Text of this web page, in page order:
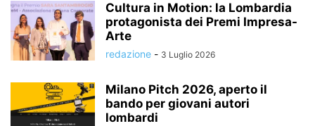
Cultura in Motion: la Lombardia
protagonista dei Premi Impresa-
Arte
redazione - 3 Luglio 2026
Milano Pitch 2026, aperto il
bando per giovani autori
lombardi